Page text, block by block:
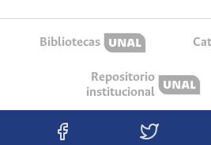
Bibliotecas
Repositorio
institucional